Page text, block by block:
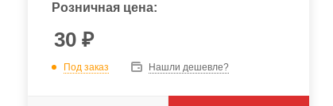
Розничная цена:
30₽
Под заказ Нашли дешевле?